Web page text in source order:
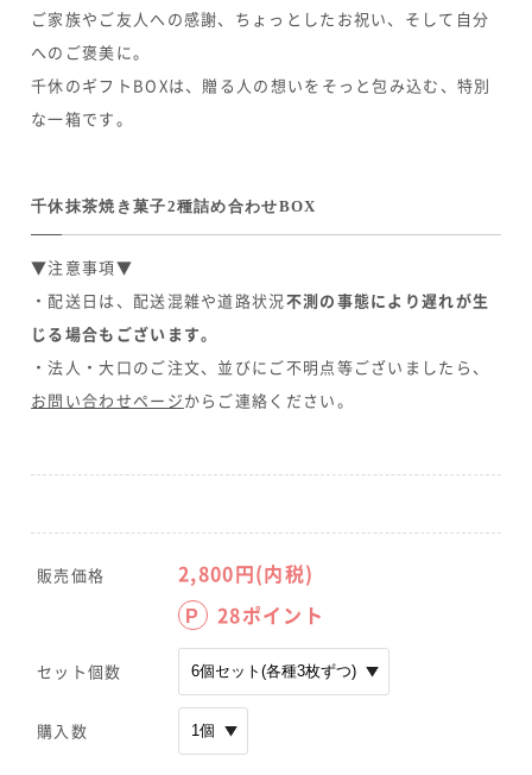
ご家族やご友人への感謝、ちょっとしたお祝い、そして自分
へのご褒美に。
千休のギフトBOXは、贈る人の想いをそっと包み込む、特別
な一箱です。
千休抹茶焼き菓子2種詰め合わせBOX
▼注意事項▼
・配送日は、配送混雑や道路状況不測の事態により遅れが生
じる場合もございます。
・法人・大口のご注文、並びにご不明点等ございましたら、
お問い合わせページからご連絡ください。
販売価格 2,800円(内税)
P 28ポイント
セット個数
購入数